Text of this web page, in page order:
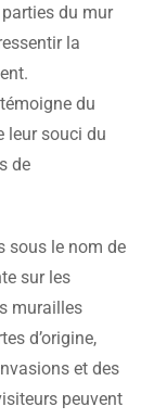
du mur
la
du
leur souci du
de
sous le nom de
sur les
murailles
d’origine,
et des
peuvent